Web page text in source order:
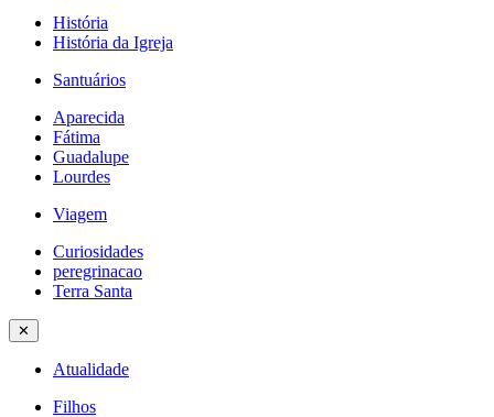
História
História da Igreja
Santuários
Aparecida
Fátima
Guadalupe
Lourdes
Viagem
Curiosidades
peregrinacao
Terra Santa
✕
Atualidade
Filhos